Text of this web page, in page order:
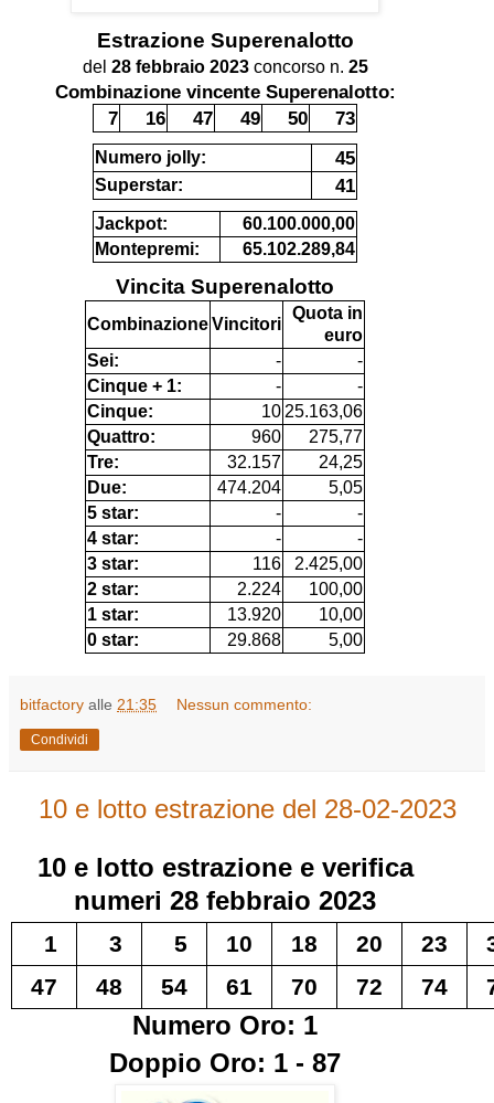
Estrazione Superenalotto
del 28 febbraio 2023concorso n. 25
Combinazione vincente Superenalotto:
7
16 47 49 50 73
Numero jolly: 45
Superstar: 41
Jackpot:
60.100.000,00
Montepremi:
65.102.289,84
Vincita Superenalotto
CombinazioneVincitori
Quota in
euro
Sei:
-
-
Cinque + 1:
-
-
Cinque:
10 25.163,06
Quattro:
960
275,77
Tre:
32.157
24,25
Due:
474.204
5,05
5 star:
-
-
4 star:
-
-
3 star:
116
2.425,00
2 star:
2.224
100,00
1 star:
13.920
10,00
0 star:
29.868 5,00
bitfactory alle 21:35 Nessun commento:
Condividi
10 e lotto estrazione del 28-02-2023
10 e lotto estrazione e verifica
numeri 28 febbraio 2023
1 3 5 10 18 20 23
47
48 54 61 70 72 74
Numero Oro: 1
Doppio Oro: 1 - 87